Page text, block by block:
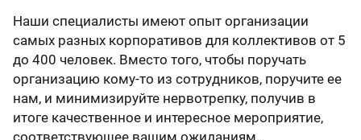
Наши специалисты имеют опыт организации
самых разных корпоративов для коллективов от 5
до 400 человек. Вместо того, чтобы поручать
организацию кому-то из сотрудников, поручите ее
нам, и минимизируйте нервотрепку, получив в
итоге качественное и интересное мероприятие,
соответствующее вашим ожиданиям.